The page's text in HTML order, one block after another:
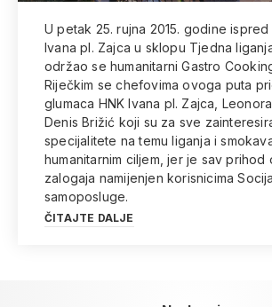
U petak 25. rujna 2015. godine
Ivana pl. Zajca u sklopu Tjedna
održao se humanitarni Gastro
Riječkim se chefovima ovoga puta
glumaca HNK Ivana pl. Zajca,
Denis Brižić koji su za sve
specijalitete na temu liganja i
humanitarnim ciljem, jer je sav
zalogaja namijenjen korisnicima
samoposluge.
ČITAJTE DALJE